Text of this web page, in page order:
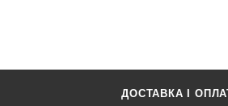
ДОСТАВКА І